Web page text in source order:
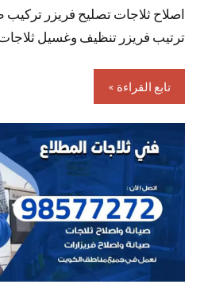
اصلاح ثلاجات تصليح فريزر
ترتيب فريزر تنظيف وغسيل
تابع القراءة